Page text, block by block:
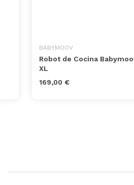
BABYMOOV
Robot de Cocina
XL
169,00 €